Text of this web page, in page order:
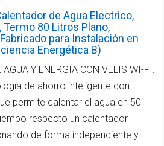
de Agua Electrico,
80 Litros Plano,
para Instalación en
Energética B)
AGUA Y ENERGÍA CON VELIS WI-FI:
de ahorro inteligente con
permite calentar el agua en 50
respecto un calentador
de forma independiente y